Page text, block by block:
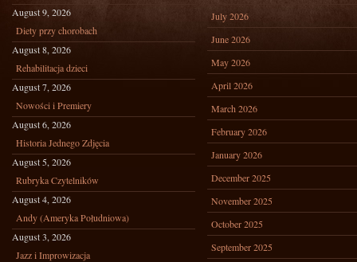
August 9, 2026
Diety przy chorobach
August 8, 2026
Rehabilitacja dzieci
August 7, 2026
Nowości i Premiery
August 6, 2026
Historia Jednego Zdjęcia
August 5, 2026
Rubryka Czytelników
August 4, 2026
Andy (Ameryka Południowa)
August 3, 2026
Jazz i Improwizacja
July 2026
June 2026
May 2026
April 2026
March 2026
February 2026
January 2026
December 2025
November 2025
October 2025
September 2025